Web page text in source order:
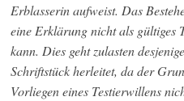
Erblasserin aufweist. Das
eine Erklärung nicht als gültiges
kann. Dies geht zulasten
Schriftstück herleitet, da der
Vorliegen eines Testierwillens